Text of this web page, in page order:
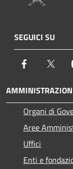
SEGUICI SU
Facebook
Organi di
Aree
Uffici
Enti e